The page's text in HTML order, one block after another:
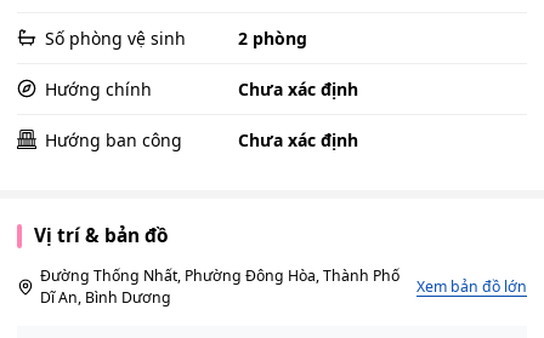
Số phòng vệ sinh 2 phòng
Hướng chính Chưa xác định
Hướng ban công Chưa xác định
Vị trí & bản đồ
Đường Thống Nhất, Phường Đông Hòa, Thành Phố
Dĩ An, Bình Dương
Xem bản đồ lớn